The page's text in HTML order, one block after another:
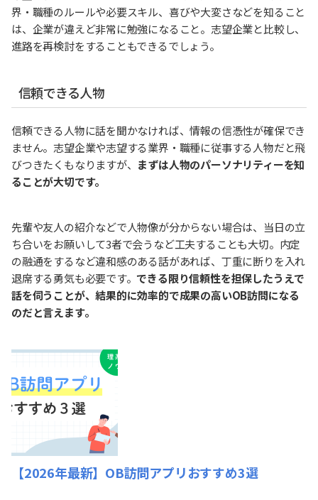
界・職種のルールや必要スキル、喜びや大変さなどを知ること
は、企業が違えど非常に勉強になること。志望企業と比較し、
進路を再検討をすることもできるでしょう。
信頼できる人物
信頼できる人物に話を聞かなければ、情報の信憑性が確保でき
ません。志望企業や志望する業界・職種に従事する人物だと飛
びつきたくもなりますが、 まずは人物のパーソナリティーを知
ることが大切です。
先輩や友人の紹介などで人物像が分からない場合は、当日の立
ち合いをお願いして3者で会うなど工夫することも大切。内定
の融通をするなど違和感のある話があれば、丁重に断りを入れ
退席する勇気も必要です。 できる限り信頼性を担保したうえで
話を伺うことが、結果的に効率的で成果の高いOB訪問になる
のだと言えます。
【2026年最新】OB訪問アプリおすすめ3選